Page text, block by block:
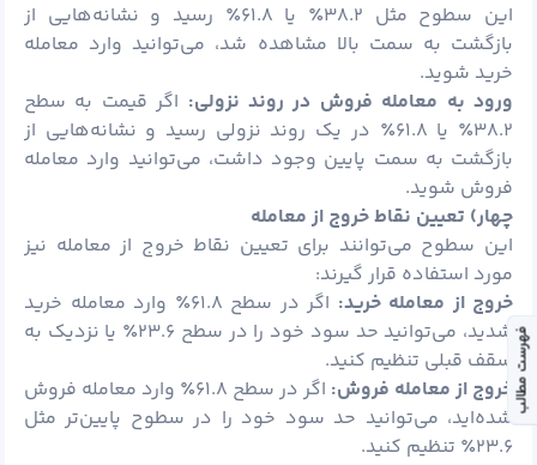
این سطوح مثل ۳۸.۲٪ یا ۶۱.۸٪ رسید و نشانه‌هایی از
بازگشت به سمت بالا مشاهده شد، می‌توانید وارد معامله
خرید شوید.
ورود به معامله فروش در روند نزولی: اگر قیمت به سطح
۳۸.۲٪ یا ۶۱.۸٪ در یک روند نزولی رسید و نشانه‌هایی از
بازگشت به سمت پایین وجود داشت، می‌توانید وارد معامله
فروش شوید.
چهار) تعیین نقاط خروج از معامله
این سطوح می‌توانند برای تعیین نقاط خروج از معامله نیز
مورد استفاده قرار گیرند:
خروج از معامله خرید:
اگر در سطح ۶۱.۸٪ وارد معامله خرید
شدید، می‌توانید حد سود خود را در سطح ۲۳.۶٪ یا نزدیک به
سقف قبلی تنظیم کنید.
خروج از معامله فروش:
اگر در سطح ۶۱.۸٪ وارد معامله فروش
شده‌اید، می‌توانید حد سود خود را در سطوح پایین‌تر مثل
۲۳.۶٪ تنظیم کنید.
فهرست مطالب